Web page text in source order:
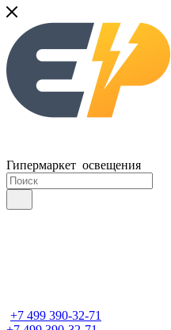
Гипермаркет освещения
+7 499 390-32-71